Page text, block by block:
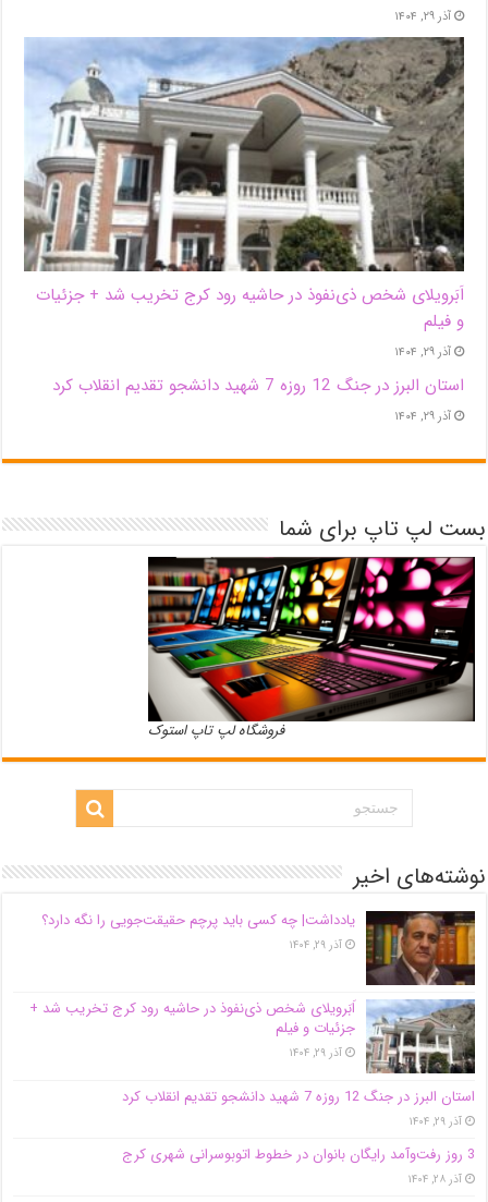
آذر ۲۹, ۱۴۰۴
اَبَر‌ویلای شخص ذی‌نفوذ در حاشیه‌ رود کرج تخریب شد + جزئیات
و فیلم
آذر ۲۹, ۱۴۰۴
استان البرز در جنگ 12 روزه 7 شهید دانشجو تقدیم انقلاب کرد
آذر ۲۹, ۱۴۰۴
بست لپ تاپ برای شما
فروشگاه لپ تاپ استوک
نوشته‌های اخیر
یادداشت| ‌چه کسی باید پرچم حقیقت‌جویی را نگه دارد؟
آذر ۲۹, ۱۴۰۴
اَبَر‌ویلای شخص ذی‌نفوذ در حاشیه‌ رود کرج تخریب شد +
جزئیات و فیلم
آذر ۲۹, ۱۴۰۴
استان البرز در جنگ 12 روزه 7 شهید دانشجو تقدیم انقلاب کرد
آذر ۲۹, ۱۴۰۴
3 روز رفت‌وآمد رایگان بانوان در خطوط اتوبوسرانی شهری کرج
آذر ۲۸, ۱۴۰۴